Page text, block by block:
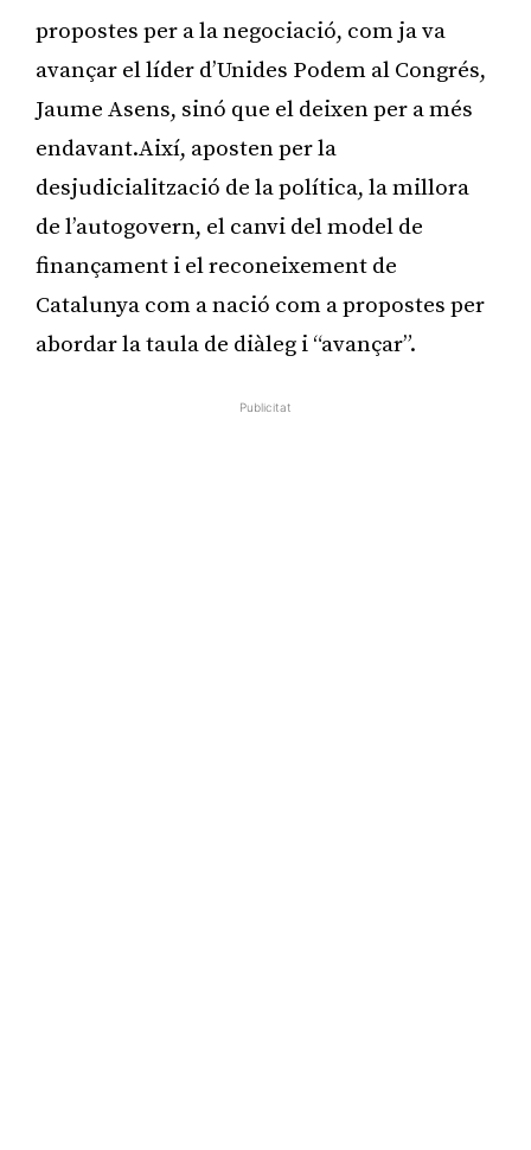
propostes per a la negociació, com ja va
avançar el líder d’Unides Podem al Congrés,
Jaume Asens, sinó que el deixen per a més
endavant.Així, aposten per la
desjudicialització de la política, la millora
de l’autogovern, el canvi del model de
finançament i el reconeixement de
Catalunya com a nació com a propostes per
abordar la taula de diàleg i “avançar”.
Publicitat